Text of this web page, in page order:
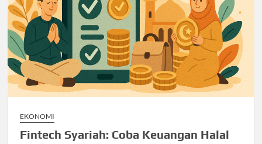
EKONOMI
Fintech Syariah: Coba Keuangan Halal